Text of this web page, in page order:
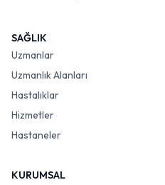
SAĞLIK
Uzmanlar
Uzmanlık Alanları
Hastalıklar
Hizmetler
Hastaneler
KURUMSAL